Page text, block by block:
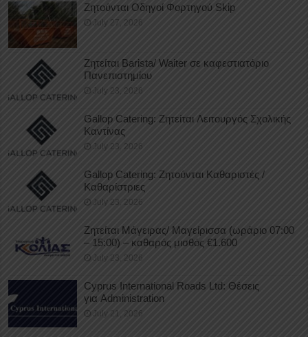
Ζητούνται Οδηγοί Φορτηγού Skip
July 27, 2026
Ζητείται Barista/ Waiter σε καφεστιατόριο
Πανεπιστημίου
July 23, 2026
Gallop Catering: Ζητείται Λειτουργός Σχολικής
Καντίνας
July 23, 2026
Gallop Catering: Ζητούνται Καθαριστές /
Καθαρίστριες
July 23, 2026
Ζητείται Μάγειρας/ Μαγείρισσα (ωράριο 07:00
– 15:00) – καθαρός μισθός €1.600
July 23, 2026
Cyprus International Roads Ltd: Θέσεις
για Administration
July 21, 2026